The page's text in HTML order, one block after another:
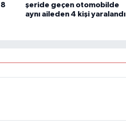
şeride geçen otomobilde
aynı aileden 4 kişi yaralandı